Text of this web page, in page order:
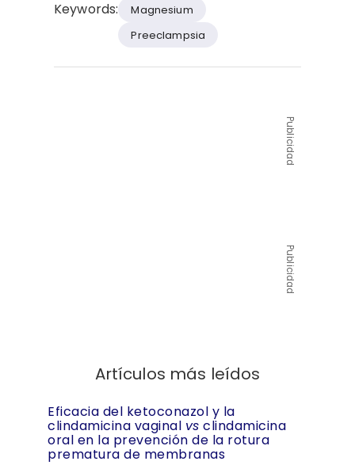
Keywords:
Magnesium
Preeclampsia
Publicidad
Publicidad
Artículos más leídos
Eficacia del ketoconazol y la
clindamicina vaginal vs clindamicina
oral en la prevención de la rotura
prematura de membranas